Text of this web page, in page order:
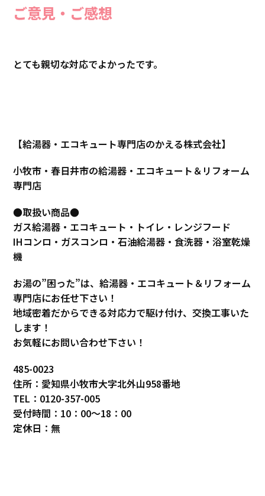
ご意見・ご感想
とても親切な対応でよかったです。
【給湯器・エコキュート専門店のかえる株式会社】
小牧市・春日井市の給湯器・エコキュート＆リフォーム
専門店
●取扱い商品●
ガス給湯器・エコキュート・トイレ・レンジフード
IHコンロ・ガスコンロ・石油給湯器・食洗器・浴室乾燥
機
お湯の”困った”は、給湯器・エコキュート＆リフォーム
専門店にお任せ下さい！
地域密着だからできる対応力で駆け付け、交換工事いた
します！
お気軽にお問い合わせ下さい！
485-0023
住所：愛知県小牧市大字北外山958番地
TEL：0120-357-005
受付時間：10：00～18：00
定休日：無